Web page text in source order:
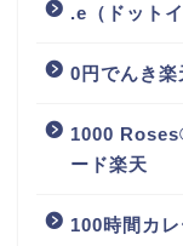
.e（ドット
0円でんき楽
1000
ード楽天
100時間カ